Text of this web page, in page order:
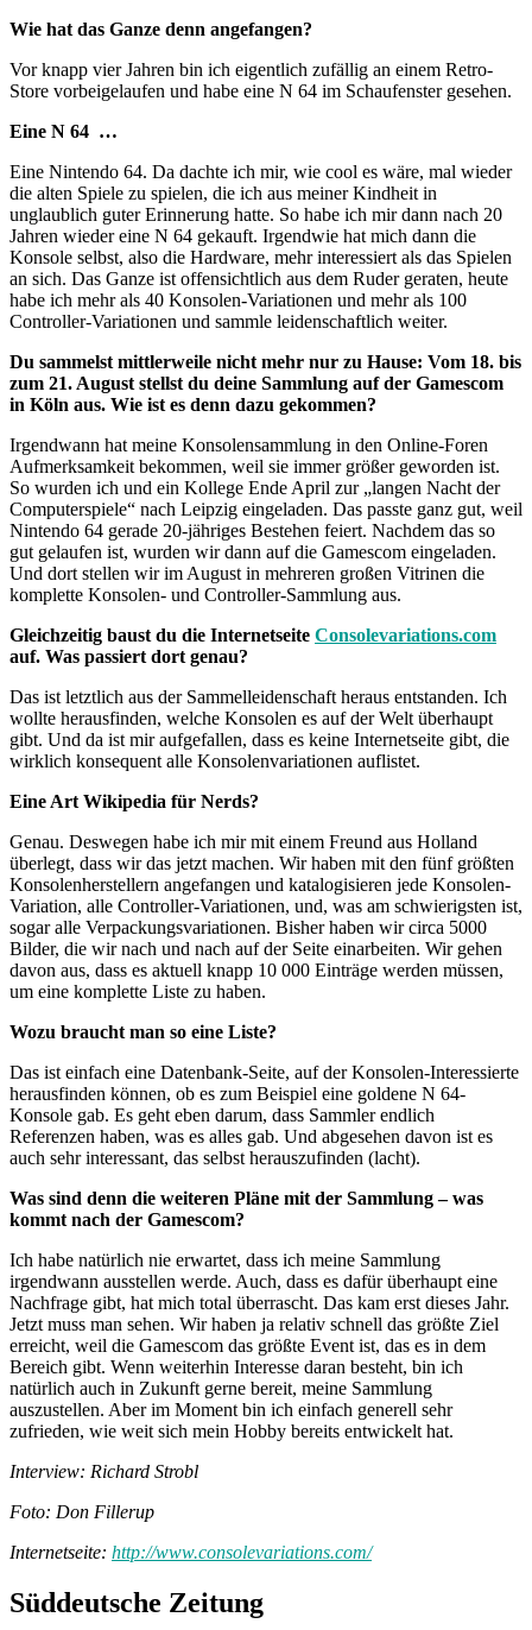
Wie hat das Ganze denn angefangen?
Vor knapp vier Jahren bin ich eigentlich zufällig an einem Retro-
Store vorbeigelaufen und habe eine N 64 im Schaufenster gesehen.
Eine N 64 …
Eine Nintendo 64. Da dachte ich mir, wie cool es wäre, mal wieder
die alten Spiele zu spielen, die ich aus meiner Kindheit in
unglaublich guter Erinnerung hatte. So habe ich mir dann nach 20
Jahren wieder eine N 64 gekauft. Irgendwie hat mich dann die
Konsole selbst, also die Hardware, mehr interessiert als das Spielen
an sich. Das Ganze ist offensichtlich aus dem Ruder geraten, heute
habe ich mehr als 40 Konsolen-Variationen und mehr als 100
Controller-Variationen und sammle leidenschaftlich weiter.
Du sammelst mittlerweile nicht mehr nur zu Hause: Vom 18. bis
zum 21. August stellst du deine Sammlung auf der Gamescom
in Köln aus. Wie ist es denn dazu gekommen?
Irgendwann hat meine Konsolensammlung in den Online-Foren
Aufmerksamkeit bekommen, weil sie immer größer geworden ist.
So wurden ich und ein Kollege Ende April zur „langen Nacht der
Computerspiele“ nach Leipzig eingeladen. Das passte ganz gut, weil
Nintendo 64 gerade 20-jähriges Bestehen feiert. Nachdem das so
gut gelaufen ist, wurden wir dann auf die Gamescom eingeladen.
Und dort stellen wir im August in mehreren großen Vitrinen die
komplette Konsolen- und Controller-Sammlung aus.
Gleichzeitig baust du die Internetseite Consolevariations.com
auf. Was passiert dort genau?
Das ist letztlich aus der Sammelleidenschaft heraus entstanden. Ich
wollte herausfinden, welche Konsolen es auf der Welt überhaupt
gibt. Und da ist mir aufgefallen, dass es keine Internetseite gibt, die
wirklich konsequent alle Konsolenvariationen auflistet.
Eine Art Wikipedia für Nerds?
Genau. Deswegen habe ich mir mit einem Freund aus Holland
überlegt, dass wir das jetzt machen. Wir haben mit den fünf größten
Konsolenherstellern angefangen und katalogisieren jede Konsolen-
Variation, alle Controller-Variationen, und, was am schwierigsten ist,
sogar alle Verpackungsvariationen. Bisher haben wir circa 5000
Bilder, die wir nach und nach auf der Seite einarbeiten. Wir gehen
davon aus, dass es aktuell knapp 10 000 Einträge werden müssen,
um eine komplette Liste zu haben.
Wozu braucht man so eine Liste?
Das ist einfach eine Datenbank-Seite, auf der Konsolen-Interessierte
herausfinden können, ob es zum Beispiel eine goldene N 64-
Konsole gab. Es geht eben darum, dass Sammler endlich
Referenzen haben, was es alles gab. Und abgesehen davon ist es
auch sehr interessant, das selbst herauszufinden (lacht).
Was sind denn die weiteren Pläne mit der Sammlung – was
kommt nach der Gamescom?
Ich habe natürlich nie erwartet, dass ich meine Sammlung
irgendwann ausstellen werde. Auch, dass es dafür überhaupt eine
Nachfrage gibt, hat mich total überrascht. Das kam erst dieses Jahr.
Jetzt muss man sehen. Wir haben ja relativ schnell das größte Ziel
erreicht, weil die Gamescom das größte Event ist, das es in dem
Bereich gibt. Wenn weiterhin Interesse daran besteht, bin ich
natürlich auch in Zukunft gerne bereit, meine Sammlung
auszustellen. Aber im Moment bin ich einfach generell sehr
zufrieden, wie weit sich mein Hobby bereits entwickelt hat.
Interview: Richard Strobl
Foto: Don Fillerup
Internetseite: http://www.consolevariations.com/
Süddeutsche Zeitung